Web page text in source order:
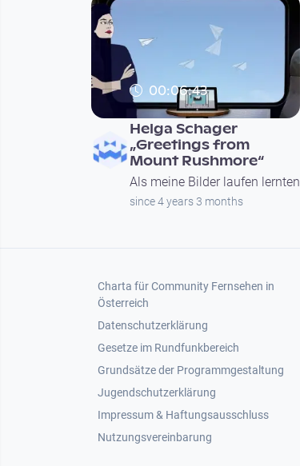
00:06:43
Helga Schager
„Greetings from
Mount Rushmore“
Als meine Bilder laufen lernten
since 4 years 3 months
Footer 1
Charta für Community Fernsehen in
Österreich
Datenschutzerklärung
Gesetze im Rundfunkbereich
Grundsätze der Programmgestaltung
Jugendschutzerklärung
Impressum & Haftungsausschluss
Nutzungsvereinbarung